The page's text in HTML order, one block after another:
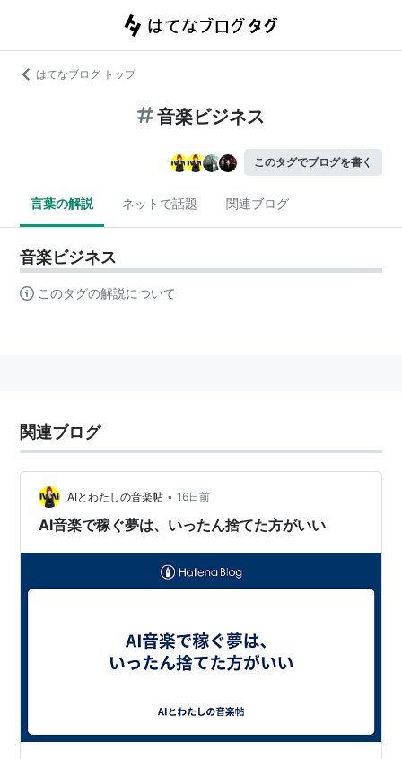
はてなブログ トップ
音楽ビジネス
このタグでブログを書く
言葉の解説 ネットで話題 関連ブログ
音楽ビジネス
このタグの解説について
関連ブログ
AIとわたしの音楽帖 • 16日前
AI音楽で稼ぐ夢は、いったん捨てた方がいい